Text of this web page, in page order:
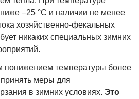
–25 °C и наличии не менее
хозяйственно-фекальных
никаких специальных зимних
понижением температуры более
меры для
в зимних условиях. Это